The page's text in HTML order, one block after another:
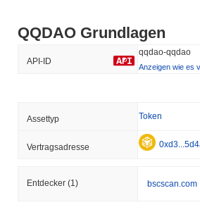
QQDAO Grundlagen
API-ID
qqdao-qqdao
Anzeigen wie es
Assettyp Token
Vertragsadresse
Entdecker (1) bscscan.com